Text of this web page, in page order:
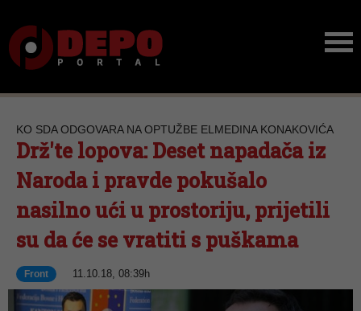
KO SDA ODGOVARA NA OPTUŽBE ELMEDINA KONAKOVIĆA
Drž'te lopova: Deset napadača iz
Naroda i pravde pokušalo
nasilno ući u prostoriju, prijetili
su da će se vratiti s puškama
Front 11.10.18, 08:39h